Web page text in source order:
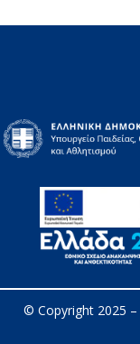
© Copyright 2025 –